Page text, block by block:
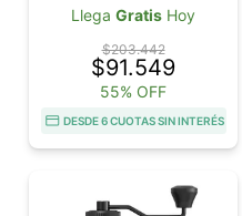
Llega Gratis Hoy
$203.442
$91.549
55% OFF
DESDE 6 CUOTAS SIN INTERÉS